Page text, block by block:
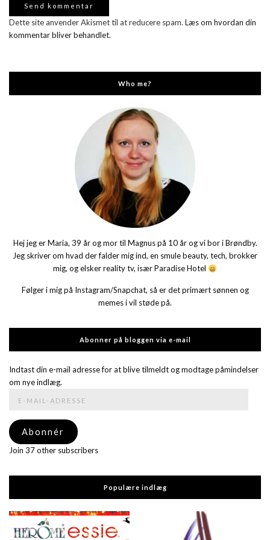
Dette site anvender Akismet til at reducere spam. Læs om hvordan din
kommentar bliver behandlet.
Who me?
Hej jeg er Maria, 39 år og mor til Magnus på 10 år og vi bor i Brøndby.
Jeg skriver om hvad der falder mig ind, en smule beauty, tech, brokker
mig, og elsker reality tv, især Paradise Hotel
Følger i mig på Instagram/Snapchat, så er det primært sønnen og
memes i vil støde på.
Abonner på bloggen via e-mail
Indtast din e-mail adresse for at blive tilmeldt og modtage påmindelser
om nye indlæg.
adresse
Abonnér
Join 37 other subscribers
Populære indlæg